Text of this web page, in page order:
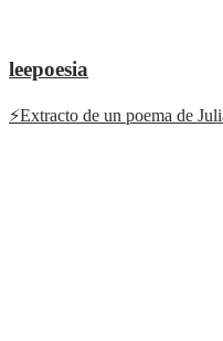
leepoesia
⚡️Extracto de un poema de